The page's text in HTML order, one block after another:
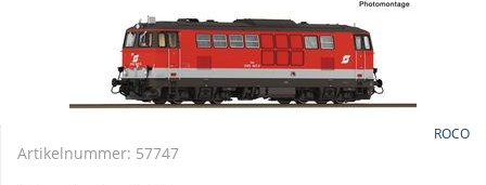
ROCO
Artikelnummer: 57747